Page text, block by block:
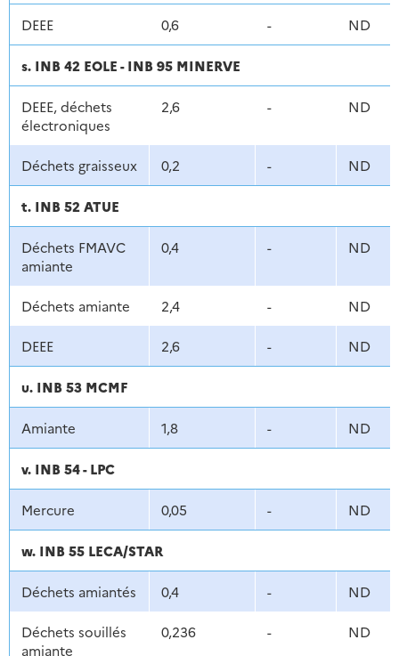
DEEE 0,6 - ND
s. INB 42 EOLE - INB 95 MINERVE
DEEE, déchets
électroniques
2,6 - ND
Déchets graisseux 0,2 - ND
t. INB 52 ATUE
Déchets FMAVC
amiante
0,4 - ND
Déchets amiante 2,4 - ND
DEEE 2,6 - ND
u. INB 53 MCMF
Amiante 1,8 - ND
v. INB 54 - LPC
Mercure 0,05 - ND
w. INB 55 LECA/STAR
Déchets amiantés 0,4 - ND
Déchets souillés
amiante
0,236 - ND